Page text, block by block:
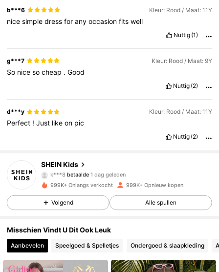
b***6 Kleur: Rood / Maat: 11Y
nicesimpledressforanyoccasionfitswell
Nuttig (1)
g***7 Kleur: Rood / Maat: 9Y
So nicesocheap .Good
Nuttig (2)
d***y Kleur: Rood / Maat: 11Y
Perfect !Just likeon pic
Nuttig (2)
SHEIN Kids
4.89
810K Volgers
k***8betaalde
3***8 gevolgd 2 uur geleden
4.89
4.89
999K+ Onlangs verkocht 999K+ Opnieuw kopen
Volgend Alle spullen
Misschien Vindt U Dit Ook Leuk
Aanbevelen Speelgoed & Spelletjes Ondergoed & slaapkleding